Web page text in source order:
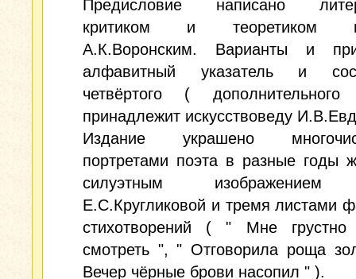
Предисловие написано
критиком и теоретиком
А.К.Воронским. Варианты и
алфавитный указатель и
четвёртого (
принадлежит искусствоведу
Издание украшено
портретами поэта в разные годы
силуэтным изображением
Е.С.Кругликовой и тремя листами
стихотворений ( " Мне
смотреть ", " Отговорила роща
Вечер чёрные брови насопил " ).